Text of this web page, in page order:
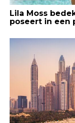
Lila Moss
poseert in een